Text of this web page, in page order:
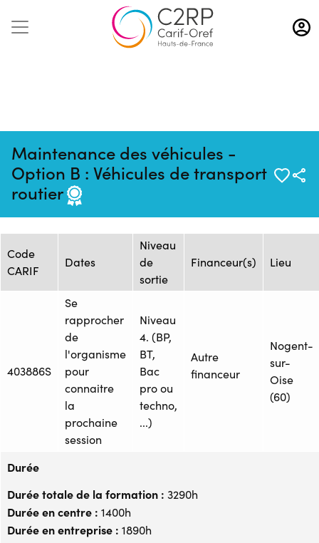
Aller
au
contenu
Maintenance des véhicules -
Option B : Véhicules de transport
routier
Mise à jour :
08/08/2026
Formation :
1404523
Source : Flux CCI
Hauts-de-France
Session de formation
Code
CARIF
Dates
Niveau
de
sortie
Financeur(s) Lieu
403886S
Se
rapprocher
de
l'organisme
pour
connaitre
la
prochaine
session
Niveau
4. (BP,
BT,
Bac
pro ou
techno,
...)
Autre
financeur
Nogent-
sur-
Oise
(60)
Durée
Durée totale de la formation : 3290h
Durée en centre : 1400h
Durée en entreprise : 1890h